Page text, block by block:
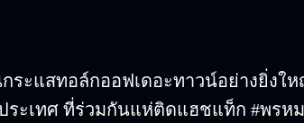
กระแสทอล์กออฟเดอะทาวน์อย่างยิ่ง
ประเทศ ที่ร่วมกันแห่ติดแฮชแท็ก #พรห